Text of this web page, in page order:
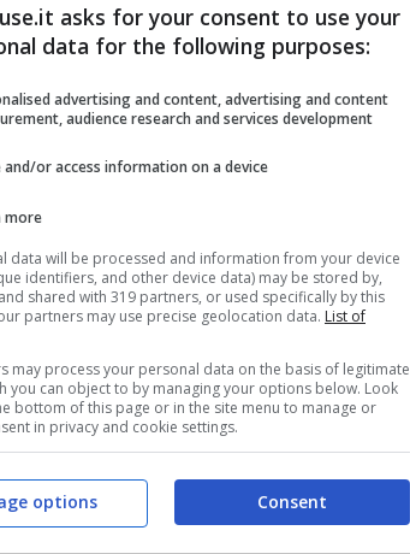
classici, come “The Big Bang
” e “ Friends
per ricordare il
conosciute “Le regole del delitto
molto interessanti “Beckham”,
asks for your consent to use your
data for the following purposes:
advertising and content, advertising and content
audience research and services development
and/or access information on a device
more
data will be processed and information from your device
identifiers, and other device data) may be stored by,
shared with 319 partners, or used specifically by this
partners may use precise geolocation data. List of
may process your personal data on the basis of legitimate
you can object to by managing your options below. Look
bottom of this page or in the site menu to manage or
in privacy and cookie settings.
Consent
options